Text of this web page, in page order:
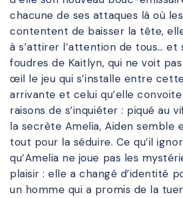
chacune de ses attaques là où
contentent de baisser la tête,
à s’attirer l’attention de tous… et
foudres de Kaitlyn, qui ne voit
œil le jeu qui s’installe entre
arrivante et celui qu’elle
raisons de s’inquiéter : piqué au
la secrète Amelia, Aiden semble
tout pour la séduire. Ce qu’il
qu’Amelia ne joue pas les
plaisir : elle a changé d’identité
un homme qui a promis de la